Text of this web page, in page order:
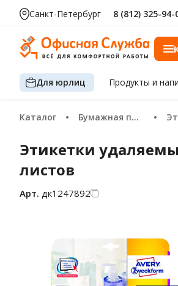
Санкт-Петербург 8 (812) 325-94-
Для юрлиц Продуктыи
Каталог Бумажная продукция
Этикетки
листов
Арт. дк1247892